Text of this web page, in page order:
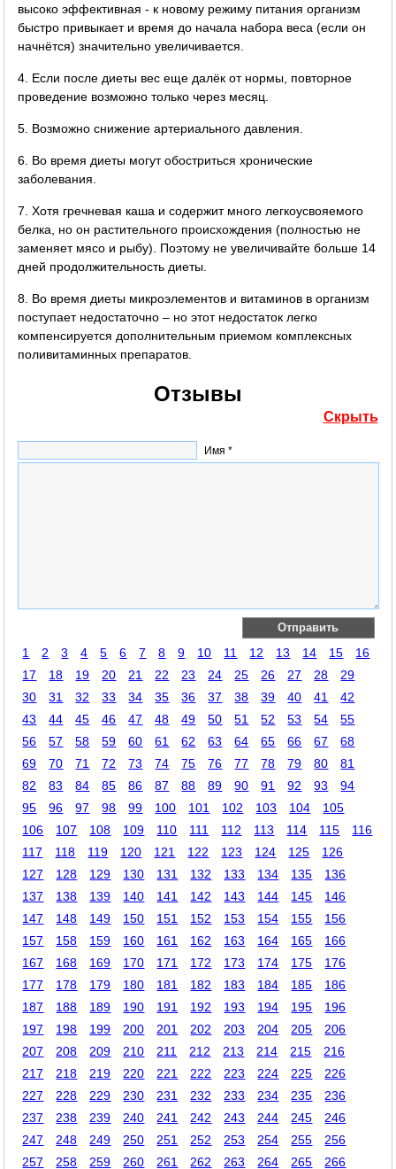
высоко эффективная - к новому режиму питания организм
быстро привыкает и время до начала набора веса (если он
начнётся) значительно увеличивается.
4. Если после диеты вес еще далёк от нормы, повторное
проведение возможно только через месяц.
5. Возможно снижение артериального давления.
6. Во время диеты могут обостриться хронические
заболевания.
7. Хотя гречневая каша и содержит много легкоусвояемого
белка, но он растительного происхождения (полностью не
заменяет мясо и рыбу). Поэтому не увеличивайте больше 14
дней продолжительность диеты.
8. Во время диеты микроэлементов и витаминов в организм
поступает недостаточно – но этот недостаток легко
компенсируется дополнительным приемом комплексных
поливитаминных препаратов.
Отзывы
Скрыть
Имя *
1 2 3 4 5 6 7 8 9 10 11 12 13 14 15
16
17
18 19 20 21 22 23 24 25 26 27 28
29
30
31 32 33 34 35 36 37 38 39 40 41
42
43
44 45 46 47 48 49 50 51 52 53 54
55
56
57 58 59 60 61 62 63 64 65 66 67
68
69
70 71 72 73 74 75 76 77 78 79 80
81
82
83 84 85 86 87 88 89 90 91 92 93
94
95
96 97 98 99 100 101 102 103 104
105
106
107 108 109 110 111 112 113 114 115
116
117
118 119 120 121 122 123 124 125
126
127
128 129 130 131 132 133 134 135
136
137
138 139 140 141 142 143 144 145
146
147
148 149 150 151 152 153 154 155
156
157
158 159 160 161 162 163 164 165
166
167
168 169 170 171 172 173 174 175
176
177
178 179 180 181 182 183 184 185
186
187
188 189 190 191 192 193 194 195
196
197
198 199 200 201 202 203 204 205
206
207
208 209 210 211 212 213 214 215
216
217
218 219 220 221 222 223 224 225
226
227
228 229 230 231 232 233 234 235
236
237
238 239 240 241 242 243 244 245
246
247
248 249 250 251 252 253 254 255
256
257
258 259 260 261 262 263 264 265 266